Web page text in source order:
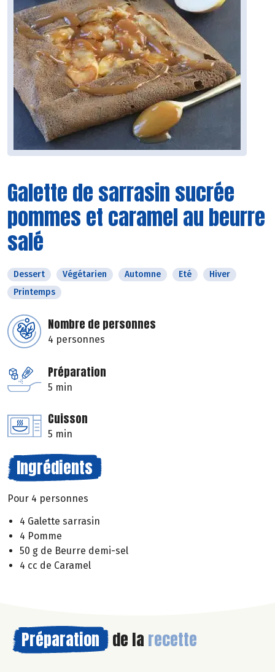
Galette de sarrasin sucrée
pommes et caramel au beurre
salé
Dessert Végétarien Automne Eté
Hiver
Printemps
Nombre de personnes
4 personnes
Préparation
5 min
Cuisson
5 min
Ingrédients
Pour 4 personnes
4 Galette sarrasin
4 Pomme
50 g de Beurre demi-sel
4 cc de Caramel
Préparation de la recette